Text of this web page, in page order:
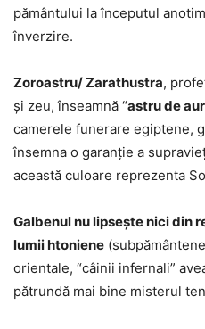
pământului la începutul
înverzire.
Zoroastru/ Zarathustra,
și zeu, înseamnă “astru de aur
camerele funerare egiptene,
însemna o garanţie a
această culoare reprezenta
Galbenul nu lipseşte nici din
lumii htoniene
orientale, “câinii infernali”
pătrundă mai bine misterul